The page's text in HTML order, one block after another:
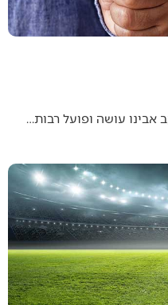
עושה ופועל רבות…